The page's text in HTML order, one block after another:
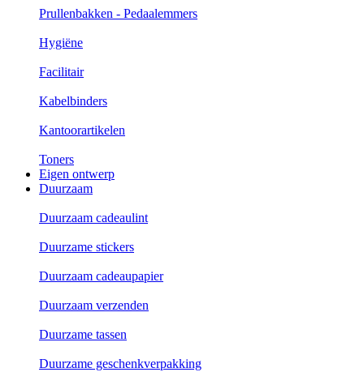
Prullenbakken - Pedaalemmers
Hygiëne
Facilitair
Kabelbinders
Kantoorartikelen
Toners
Eigen ontwerp
Duurzaam
Duurzaam cadeaulint
Duurzame stickers
Duurzaam cadeaupapier
Duurzaam verzenden
Duurzame tassen
Duurzame geschenkverpakking